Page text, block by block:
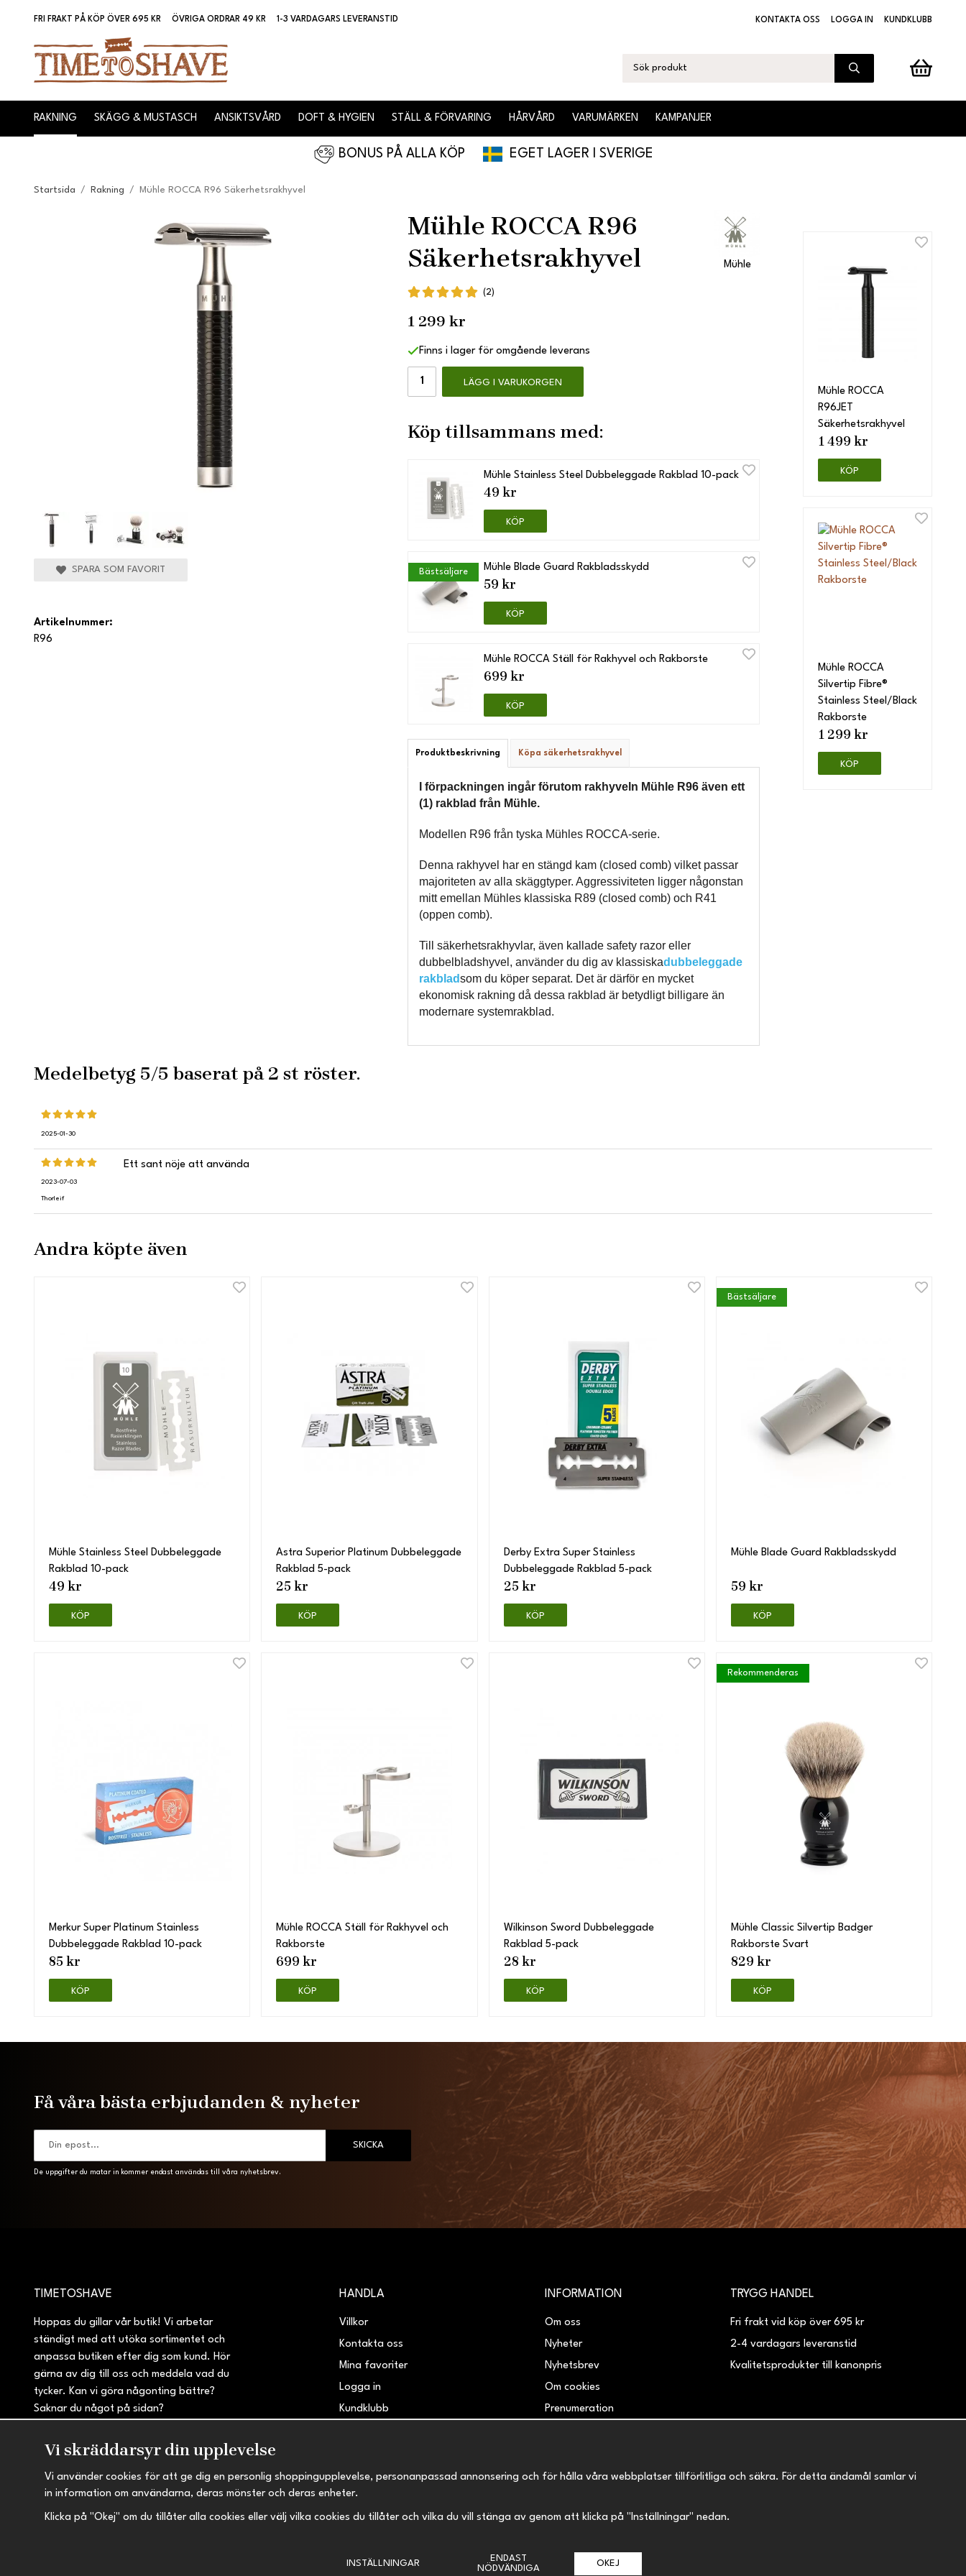
FRI FRAKT PÅ KÖP ÖVER 695 KR ÖVRIGA ORDRAR 49 KR 1-3 VARDAGARS LEVERANSTID KONTAKTA OSS LOGGA IN KUNDKLUBB
RAKNING SKÄGG & MUSTASCH ANSIKTSVÅRD DOFT & HYGIEN STÄLL & FÖRVARING HÅRVÅRD VARUMÄRKEN KAMPANJER
BONUS PÅ ALLA KÖP EGET LAGER I SVERIGE
Startsida / Rakning / Mühle ROCCA R96 Säkerhetsrakhyvel
Mühle ROCCA R96
Säkerhetsrakhyvel
Mühle
(2)
1 299 kr
Finns i lager för omgående leverans
LÄGG I VARUKORGEN
Köp tillsammans med:
Mühle Stainless Steel Dubbeleggade Rakblad 10-pack
49 kr
KÖP
Bästsäljare Mühle Blade Guard Rakbladsskydd
59 kr
KÖP
Mühle ROCCA Ställ för Rakhyvel och Rakborste
699 kr
KÖP
Produktbeskrivning Köpa säkerhetsrakhyvel
I förpackningen ingår förutom rakhyveln Mühle R96 även ett
(1) rakblad från Mühle.
Modellen R96 från tyska Mühles ROCCA-serie.
Denna rakhyvel har en stängd kam (closed comb) vilket passar
majoriteten av alla skäggtyper. Aggressiviteten ligger någonstan
mitt emellan Mühles klassiska R89 (closed comb) och R41
(oppen comb).
Till säkerhetsrakhyvlar, även kallade safety razor eller
dubbelbladshyvel, använder du dig av klassiskadubbeleggade
rakbladsom du köper separat. Det är därför en mycket
ekonomisk rakning då dessa rakblad är betydligt billigare än
modernare systemrakblad.
Mühle ROCCA
R96JET
Säkerhetsrakhyvel
1 499 kr
KÖP
Mühle ROCCA
Silvertip Fibre®
Stainless Steel/Black
Rakborste
1 299 kr
KÖP
SPARA SOM FAVORIT
Artikelnummer:
R96
Medelbetyg 5/5 baserat på 2 st röster.
2025-01-30
2023-07-03
Thorleif
Ett sant nöje att använda
Andra köpte även
Mühle Stainless Steel Dubbeleggade
Rakblad 10-pack
49 kr
KÖP
Astra Superior Platinum Dubbeleggade
Rakblad 5-pack
25 kr
KÖP
Derby Extra Super Stainless
Dubbeleggade Rakblad 5-pack
25 kr
KÖP
Bästsäljare
Mühle Blade Guard Rakbladsskydd
59 kr
KÖP
Merkur Super Platinum Stainless
Dubbeleggade Rakblad 10-pack
85 kr
KÖP
Mühle ROCCA Ställ för Rakhyvel och
Rakborste
699 kr
KÖP
Wilkinson Sword Dubbeleggade
Rakblad 5-pack
28 kr
KÖP
Rekommenderas
Mühle Classic Silvertip Badger
Rakborste Svart
829 kr
KÖP
Få våra bästa erbjudanden & nyheter
SKICKA
De uppgifter du matar in kommer endast användas till våra nyhetsbrev.
TIMETOSHAVE
Hoppas du gillar vår butik! Vi arbetar
ständigt med att utöka sortimentet och
anpassa butiken efter dig som kund. Hör
gärna av dig till oss och meddela vad du
tycker. Kan vi göra någonting bättre?
Saknar du något på sidan?
HANDLA
Villkor
Kontakta oss
Mina favoriter
Logga in
Kundklubb
INFORMATION
Om oss
Nyheter
Nyhetsbrev
Om cookies
Prenumeration
TRYGG HANDEL
Fri frakt vid köp över 695 kr
2-4 vardagars leveranstid
Kvalitetsprodukter till kanonpris
Vi skräddarsyr din upplevelse
Vi använder cookies för att ge dig en personlig shoppingupplevelse, personanpassad annonsering och för hålla våra webbplatser tillförlitliga och säkra. För detta ändamål samlar vi
in information om användarna, deras mönster och deras enheter.
Klicka på "Okej" om du tillåter alla cookies eller välj vilka cookies du tillåter och vilka du vill stänga av genom att klicka på "Inställningar" nedan.
INSTÄLLNINGAR
ENDAST
NÖDVÄNDIGA
OKEJ